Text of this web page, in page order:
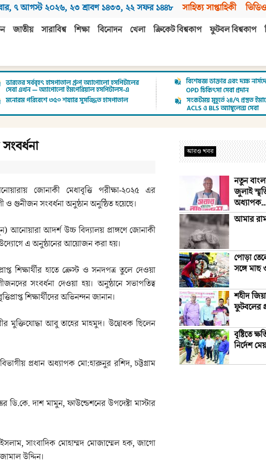
, ৭ আগস্ট ২০২৬, ২৩ শ্রাবণ ১৪৩৩, ২২ সফর ১৪৪৮ সাহিত্য সাপ্তাহিকী ভিডিও
জাতীয় সারাবিশ্ব শিক্ষা বিনোদন খেলা ক্রিকেট বিশ্বকাপ ফুটবল বিশ্বকাপ
জোনাকী মেধাবৃত্তি পরীক্ষা-২০২৫ এর
ও গুনীজন সংবর্ধনা অনুষ্ঠান অনুষ্ঠিত হয়েছে।
আনোয়ারা আদর্শ উচ্চ বিদ্যালয় প্রাঙ্গণে জোনাকী
এ অনুষ্ঠানের আয়োজন করা হয়।
শিক্ষার্থীর হাতে ক্রেস্ট ও সনদপত্র তুলে দেওয়া
সংবর্ধনা দেওয়া হয়। অনুষ্ঠানে সভাপতিত্ব
শিক্ষার্থীদের অভিনন্দন জানান।
মুক্তিযোদ্ধা আবু তাহের মাহমুদ। উদ্বোধক ছিলেন
প্রধান অধ্যাপক মো:হারুনুর রশিদ, চট্টগ্রাম
ডি.কে. দাশ মামুন, ফাউন্ডেশনের উপদেষ্টা মাস্টার
সাংবাদিক মোহাম্মদ মোজাম্মেল হক, জাগো
উদ্দিন।
আরও খবর
নতুন
জুলাই
আমার
পোড়া
সঙ্গে
শহীদ
ফুটবলের
বৃষ্টিতে
নির্দেশ